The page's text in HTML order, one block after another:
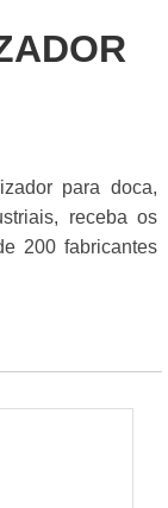
para doca,
receba os
200 fabricantes